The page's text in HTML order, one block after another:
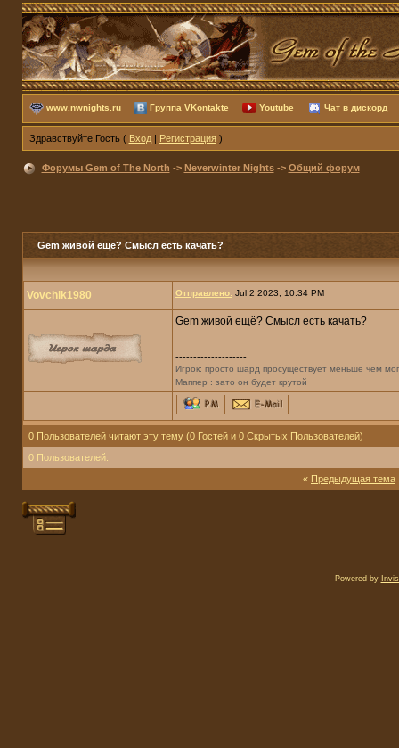
www.nwnights.ru Группа VKontakte Youtube Чат в дискорд
Здравствуйте Гость ( Вход| Регистрация)
Форумы Gem of The North -> Neverwinter Nights-> Общий форум
Gem живой ещё? Смысл есть качать?
Vovchik1980 Отправлено:Jul 2 2023, 10:34 PM
Gem живой ещё? Смысл есть качать?
--------------------
Игрок: просто шард просуществует меньше чем
Маппер : зато он будет крутой
0 Пользователей читают эту тему (0 Гостей и 0 Скрытых Пользователей)
0 Пользователей:
« Предыдущая тема
Powered by